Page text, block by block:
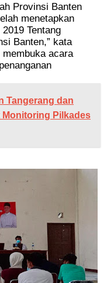
Provinsi Banten
menetapkan
Tentang
Banten,” kata
acara
Tangerang dan
Monitoring Pilkades